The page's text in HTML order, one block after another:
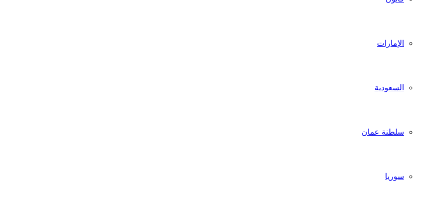
الإمارات
السعودية
سلطنة عمان
سوريا